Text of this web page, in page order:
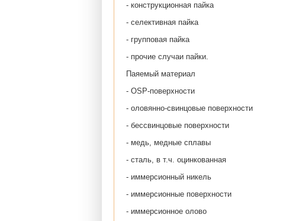
- конструкционная пайка
- селективная пайка
- групповая пайка
- прочие случаи пайки.
Паяемый материал
- OSP-поверхности
- оловянно-свинцовые поверхности
- бессвинцовые поверхности
- медь, медные сплавы
- сталь, в т.ч. оцинкованная
- иммерсионный никель
- иммерсионные поверхности
- иммерсионное олово